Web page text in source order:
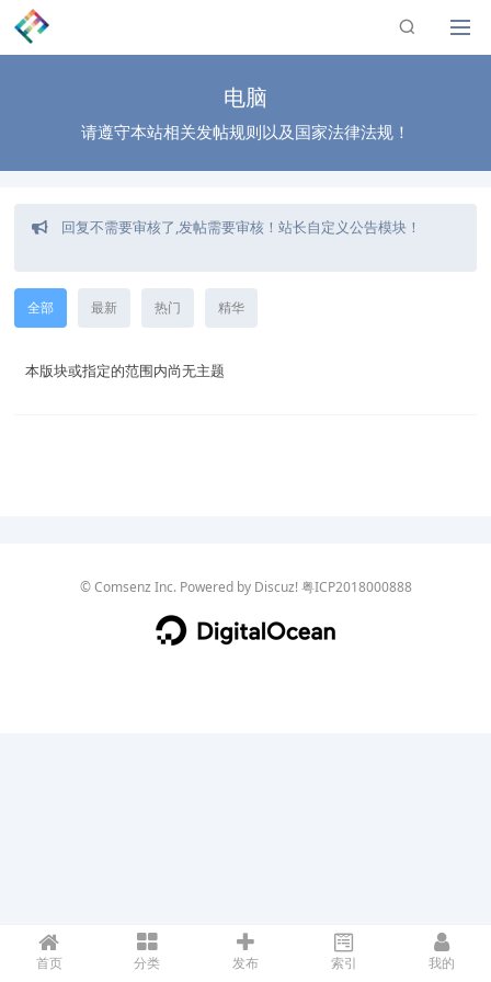
电脑
请遵守本站相关发帖规则以及国家法律法规！
回复不需要审核了,发帖需要审核！站长自定义公告模块！
能进行反馈，等待回复处理！
全部 最新 热门 精华
本版块或指定的范围内尚无主题
首页 分类 发布 索引 我的
©Comsenz Inc.Powered by Discuz! 粤ICP2018000888